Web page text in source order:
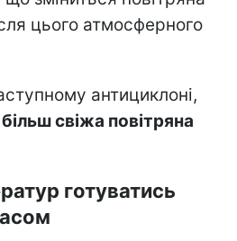
цього атмосферного
антициклоні,
свіжа повітряна
готуватись